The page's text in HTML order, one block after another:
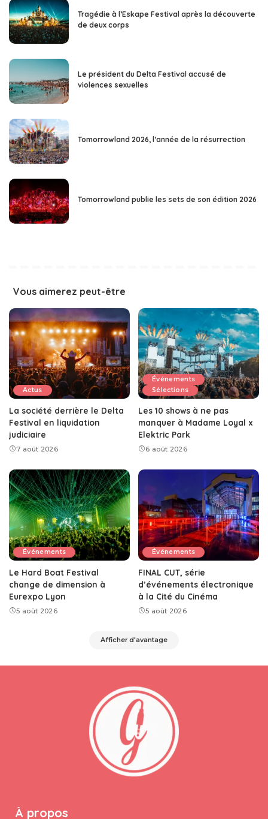
Tragédie à l’Eskape Festival après la découverte
de deux corps
Le président du Delta Festival accusé de
violences sexuelles
Tomorrowland 2026, l’année de la résurrection
Tomorrowland publie les sets de son édition 2026
Vous aimerez peut-être
Actus
La société derrière le Delta
Festival en liquidation
judiciaire
7 août 2026
Événements
Sélections
Les 10 shows à ne pas
manquer à Madame Loyal x
Elektric Park
6 août 2026
Événements
Le Hard Boat Festival
change de dimension à
Eurexpo Lyon
5 août 2026
Événements
FINAL CUT, série
d’événements électronique
à la Cité du Cinéma
5 août 2026
Afficher d'avantage
À propos